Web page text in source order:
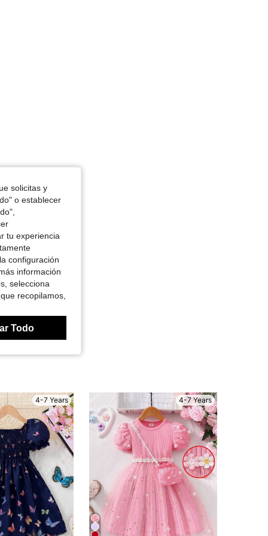
4-7 Years 4-7 Years
solicitas y
o establecer
tu experiencia
configuración
información
selecciona
recopilamos,
Todo